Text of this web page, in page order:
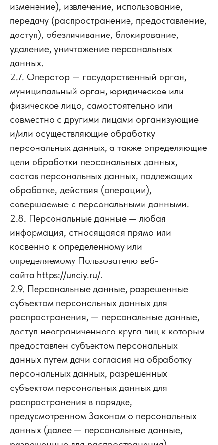
изменение), извлечение, использование,
передачу (распространение, предоставление,
доступ), обезличивание, блокирование,
удаление, уничтожение персональных
данных.
2.7. Оператор — государственный орган,
муниципальный орган, юридическое или
физическое лицо, самостоятельно или
совместно с другими лицами организующие
и/или осуществляющие обработку
персональных данных, а также определяющие
цели обработки персональных данных,
состав персональных данных, подлежащих
обработке, действия (операции),
совершаемые с персональными данными.
2.8. Персональные данные — любая
информация, относящаяся прямо или
косвенно к определенному или
определяемому Пользователю веб-
сайта https://unciy.ru/.
2.9. Персональные данные, разрешенные
субъектом персональных данных для
распространения, — персональные данные,
доступ неограниченного круга лиц к которым
предоставлен субъектом персональных
данных путем дачи согласия на обработку
персональных данных, разрешенных
субъектом персональных данных для
распространения в порядке,
предусмотренном Законом о персональных
данных (далее — персональные данные,